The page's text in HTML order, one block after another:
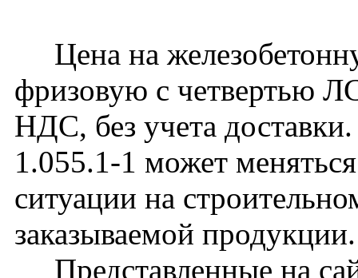
Цена на
фризовую с четвертью
НДС, без учета
1.055.1-1 может
ситуации на
заказываемой продукции.
Представленные на